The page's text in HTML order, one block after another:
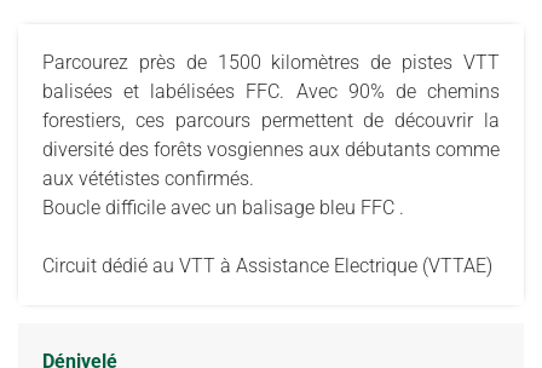
Parcourez près de 1500 kilomètres de pistes VTT
balisées et labélisées FFC. Avec 90% de chemins
forestiers, ces parcours permettent de découvrir la
diversité des forêts vosgiennes aux débutants comme
aux vététistes confirmés.
Boucle difficile avec un balisage bleu FFC .
Circuit dédié au VTT à Assistance Electrique (VTTAE)
Dénivelé